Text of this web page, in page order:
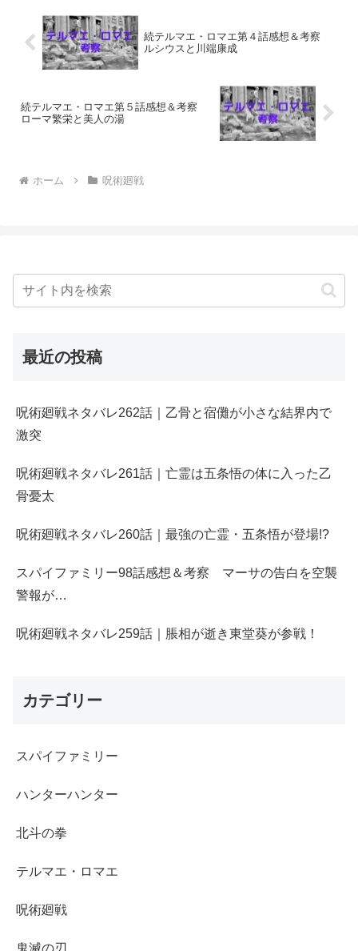
続テルマエ・ロマエ第４話感想＆考察
ルシウスと川端康成
続テルマエ・ロマエ第５話感想＆考察
ローマ繁栄と美人の湯
ホーム 呪術廻戦
最近の投稿
呪術廻戦ネタバレ262話｜乙骨と宿儺が小さな結界内で
激突
呪術廻戦ネタバレ261話｜亡霊は五条悟の体に入った乙
骨憂太
呪術廻戦ネタバレ260話｜最強の亡霊・五条悟が登場!?
スパイファミリー98話感想＆考察 マーサの告白を空襲
警報が…
呪術廻戦ネタバレ259話｜脹相が逝き東堂葵が参戦！
カテゴリー
スパイファミリー
ハンターハンター
北斗の拳
テルマエ・ロマエ
呪術廻戦